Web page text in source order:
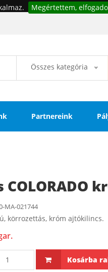
Megértettem,
Összes kategória
Partnereink
COLORADO
MA-021744
körrozettás, króm ajtókilincs.
Kosárba